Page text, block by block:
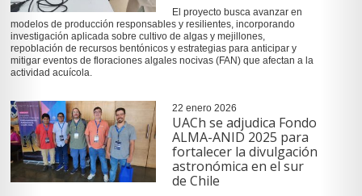
El proyecto busca avanzar en
modelos de producción responsables y resilientes, incorporando
investigación aplicada sobre cultivo de algas y mejillones,
repoblación de recursos bentónicos y estrategias para anticipar y
mitigar eventos de floraciones algales nocivas (FAN) que afectan a la
actividad acuícola.
22 enero 2026
UACh se adjudica Fondo
ALMA-ANID 2025 para
fortalecer la divulgación
astronómica en el sur
de Chile